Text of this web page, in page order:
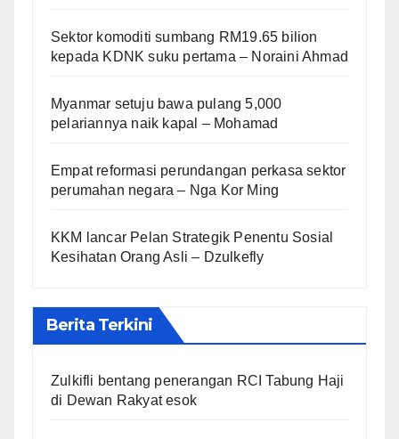
Sektor komoditi sumbang RM19.65 bilion
kepada KDNK suku pertama – Noraini Ahmad
Myanmar setuju bawa pulang 5,000
pelariannya naik kapal – Mohamad
Empat reformasi perundangan perkasa sektor
perumahan negara – Nga Kor Ming
KKM lancar Pelan Strategik Penentu Sosial
Kesihatan Orang Asli – Dzulkefly
Berita Terkini
Zulkifli bentang penerangan RCI Tabung Haji
di Dewan Rakyat esok